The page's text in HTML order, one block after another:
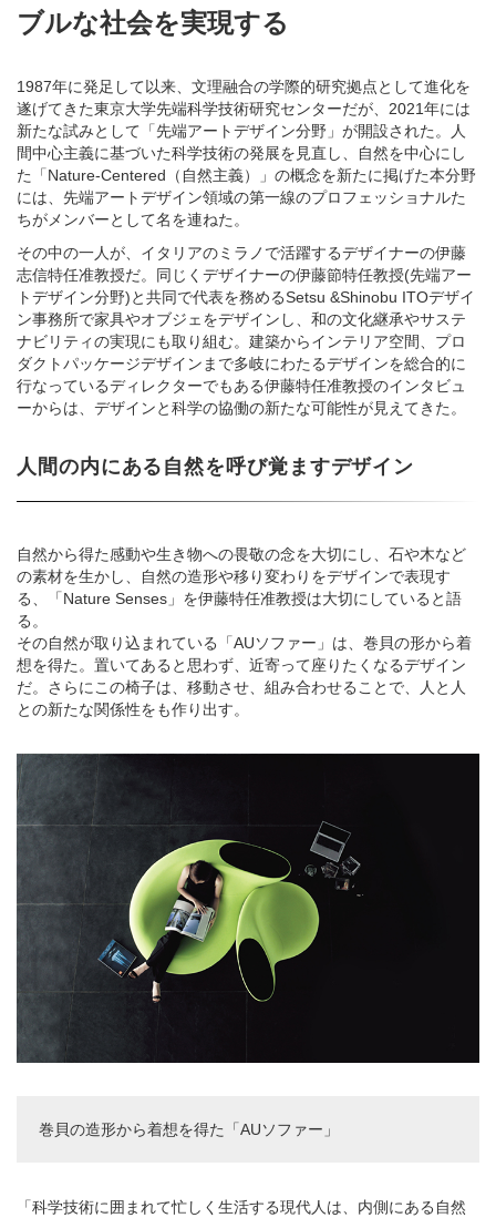
ブルな社会を実現する
1987年に発足して以来、文理融合の学際的研究拠点として進化を
遂げてきた東京大学先端科学技術研究センターだが、2021年には
新たな試みとして「先端アートデザイン分野」が開設された。人
間中心主義に基づいた科学技術の発展を見直し、自然を中心にし
た「Nature-Centered（自然主義）」の概念を新たに掲げた本分野
には、先端アートデザイン領域の第一線のプロフェッショナルた
ちがメンバーとして名を連ねた。
その中の一人が、イタリアのミラノで活躍するデザイナーの伊藤
志信特任准教授だ。同じくデザイナーの伊藤節特任教授(先端アー
トデザイン分野)と共同で代表を務めるSetsu &Shinobu ITOデザイ
ン事務所で家具やオブジェをデザインし、和の文化継承やサステ
ナビリティの実現にも取り組む。建築からインテリア空間、プロ
ダクトパッケージデザインまで多岐にわたるデザインを総合的に
行なっているディレクターでもある伊藤特任准教授のインタビュ
ーからは、デザインと科学の協働の新たな可能性が見えてきた。
人間の内にある自然を呼び覚ますデザイン
自然から得た感動や生き物への畏敬の念を大切にし、石や木など
の素材を生かし、自然の造形や移り変わりをデザインで表現す
る、「Nature Senses」を伊藤特任准教授は大切にしていると語
る。
その自然が取り込まれている「AUソファー」は、巻貝の形から着
想を得た。置いてあると思わず、近寄って座りたくなるデザイン
だ。さらにこの椅子は、移動させ、組み合わせることで、人と人
との新たな関係性をも作り出す。
巻貝の造形から着想を得た「AUソファー」
「科学技術に囲まれて忙しく生活する現代人は、内側にある自然